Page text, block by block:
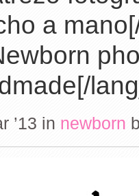
a
’13 in newborn